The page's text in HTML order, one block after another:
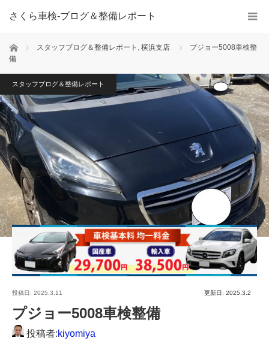
さくら車検‐ブログ＆整備レポート
ホーム スタッフブログ＆整備レポート , 横浜支店
プジョー5008車検整
備
スタッフブログ＆整備レポート
投稿日: 2025.3.11 更新日: 2025.3.2
プジョー5008車検整備
投稿者:kiyomiya